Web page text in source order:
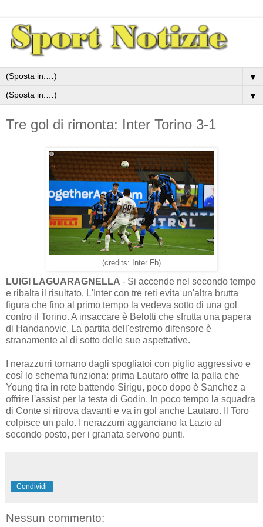
▼
▼
Tre gol di rimonta: Inter Torino 3-1
(credits: Inter Fb)
LUIGI LAGUARAGNELLA - Si accende nel secondo tempo
e ribalta il risultato. L'Inter con tre reti evita un'altra brutta
figura che fino al primo tempo la vedeva sotto di una gol
contro il Torino. A insaccare è Belotti che sfrutta una papera
di Handanovic. La partita dell'estremo difensore è
stranamente al di sotto delle sue aspettative.
I nerazzurri tornano dagli spogliatoi con piglio aggressivo e
così lo schema funziona: prima Lautaro offre la palla che
Young tira in rete battendo Sirigu, poco dopo è Sanchez a
offrire l'assist per la testa di Godin. In poco tempo la squadra
di Conte si ritrova davanti e va in gol anche Lautaro. Il Toro
colpisce un palo. I nerazzurri agganciano la Lazio al
secondo posto, per i granata servono punti.
Condividi
Nessun commento: